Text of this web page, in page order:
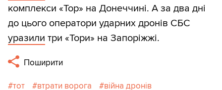
комплекси «Тор» на Донеччині. А за два дні
до цього оператори ударних дронів СБС
уразили три «Тори» на Запоріжжі.
Поширити
тот втрати ворога
війна дронів